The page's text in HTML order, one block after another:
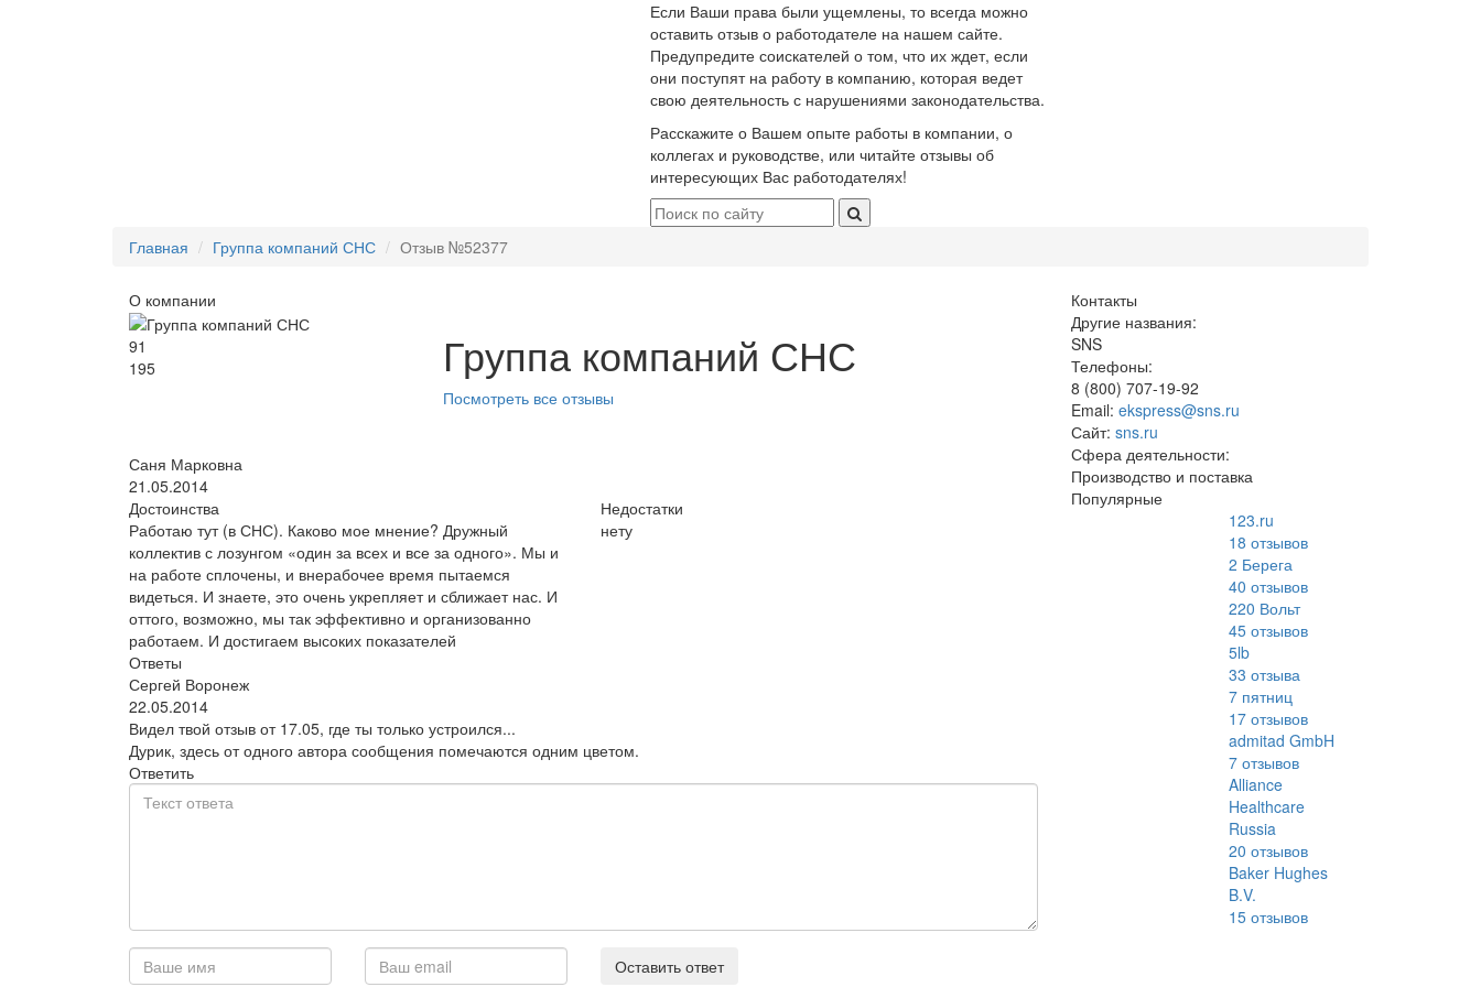
Если Ваши права были ущемлены, то всегда можно
оставить отзыв о работодателе на нашем сайте.
Предупредите соискателей о том, что их ждет, если
они поступят на работу в компанию, которая ведет
свою деятельность с нарушениями законодательства.
Расскажите о Вашем опыте работы в компании, о
коллегах и руководстве, или читайте отзывы об
интересующих Вас работодателях!
Главная Группа компаний СНС Отзыв №52377
О компании
91
195
Группа компаний СНС
Посмотреть все отзывы
Саня Марковна
21.05.2014
Достоинства
Работаю тут (в СНС). Каково мое мнение? Дружный
коллектив с лозунгом «один за всех и все за одного». Мы и
на работе сплочены, и внерабочее время пытаемся
видеться. И знаете, это очень укрепляет и сближает нас. И
оттого, возможно, мы так эффективно и организованно
работаем. И достигаем высоких показателей
Недостатки
нету
Ответы
Сергей Воронеж
22.05.2014
Видел твой отзыв от 17.05, где ты только устроился...
Дурик, здесь от одного автора сообщения помечаются одним цветом.
Ответить
Оставить ответ
Контакты
Другие названия:
SNS
Телефоны:
8 (800) 707-19-92
Email: ekspress@sns.ru
Сайт: sns.ru
Сфера деятельности:
Производство и поставка
Популярные
123.ru
18 отзывов
2 Берега
40 отзывов
220 Вольт
45отзывов
5lb
33 отзыва
7 пятниц
17отзывов
admitad GmbH
7отзывов
Alliance
Healthcare
Russia
20 отзывов
Baker Hughes
B.V.
15отзывов